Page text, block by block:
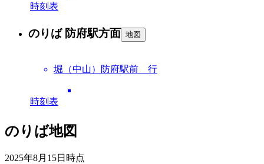
時刻表
のりば 防府駅方面 地図
堀（中山）防府駅前 行
時刻表
のりば地図
2025年8月15日 時点